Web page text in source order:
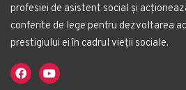
profesiei de asistent social și
conferite de lege pentru dezvoltarea
prestigiului ei în cadrul vieții sociale.